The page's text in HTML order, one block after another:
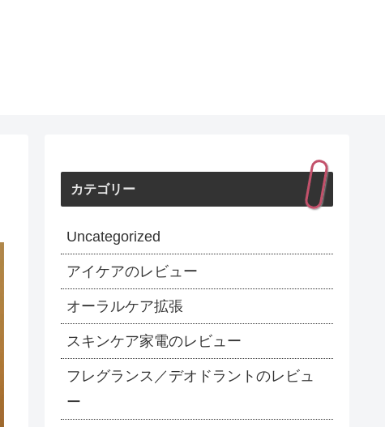
カテゴリー
Uncategorized
アイケアのレビュー
オーラルケア拡張
スキンケア家電のレビュー
フレグランス／デオドラントのレビュ
ー